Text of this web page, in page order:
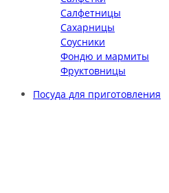
Салфетницы
Сахарницы
Соусники
Фондю и мармиты
Фруктовницы
Посуда для приготовления